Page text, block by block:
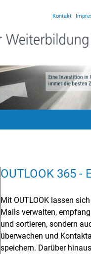
Kontakt
OUTLOOK 365 -
Mit OUTLOOK lassen
Mails verwalten,
und sortieren, sondern
überwachen und
speichern. Darüber